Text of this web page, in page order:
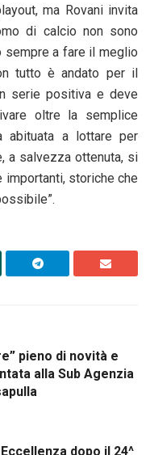
ma Rovani invita
di calcio non sono
sempre a fare il meglio
tutto è andato per il
serie positiva e deve
oltre la semplice
abituata a lottare per
a salvezza ottenuta, si
importanti, storiche che
pieno di novità e
alla Sub Agenzia
dopo il 24^